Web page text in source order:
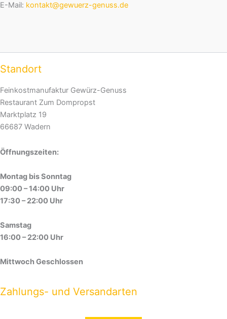
E-Mail: kontakt@gewuerz-genuss.de
Standort
Feinkostmanufaktur Gewürz-Genuss
Restaurant Zum Dompropst
Marktplatz 19
66687 Wadern
Öffnungszeiten:
Montag bis Sonntag
09:00 – 14:00 Uhr
17:30 – 22:00 Uhr
Samstag
16:00 – 22:00 Uhr
Mittwoch Geschlossen
Zahlungs- und Versandarten